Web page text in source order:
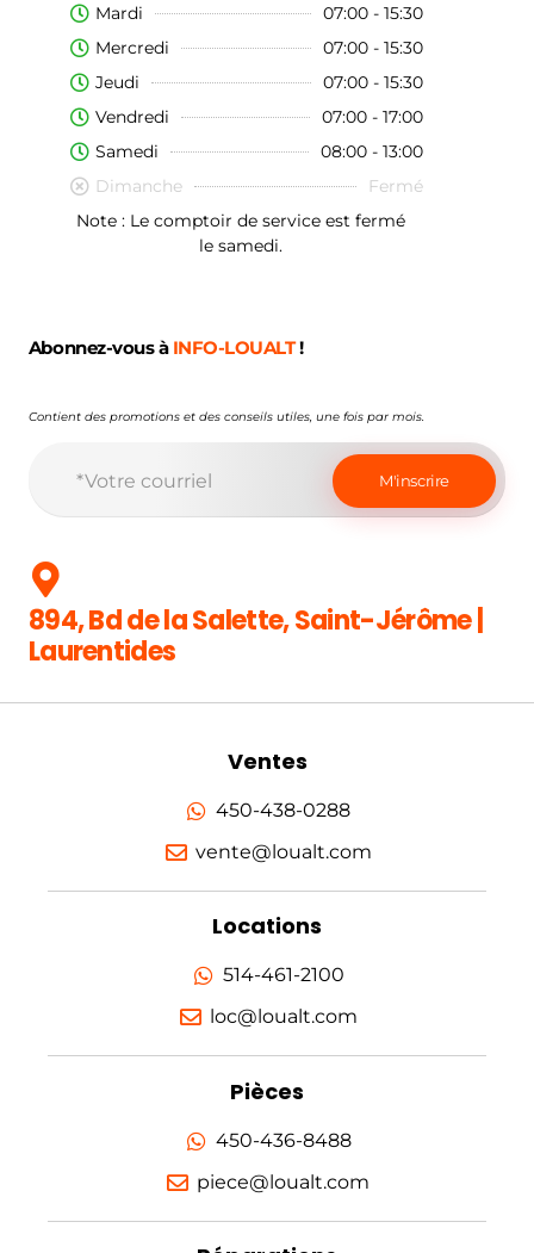
Mardi
07:00 - 15:30
Mercredi
07:00 - 15:30
Jeudi
07:00 - 15:30
Vendredi
07:00 - 17:00
Samedi
08:00 - 13:00
Dimanche
Fermé
Note : Le comptoir de service est fermé
le samedi.
Abonnez-vous à INFO-LOUALT!
Contient des promotions et des conseils utiles, une fois par mois.
894, Bd de la Salette, Saint-Jérôme |
Laurentides
Ventes
450-438-0288
vente@loualt.com
Locations
514-461-2100
loc@loualt.com
Pièces
450-436-8488
piece@loualt.com